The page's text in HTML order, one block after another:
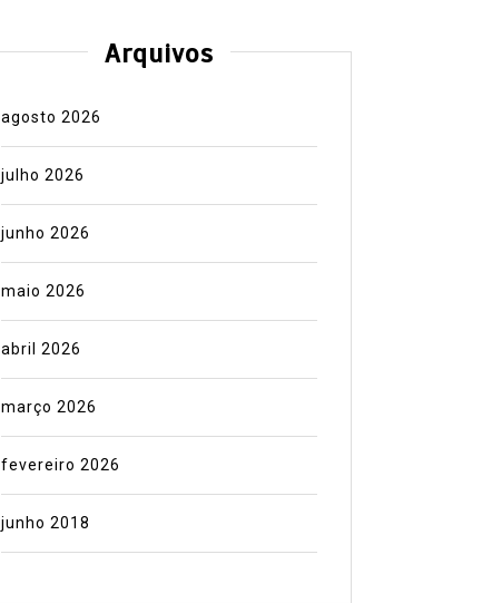
Arquivos
agosto 2026
julho 2026
junho 2026
maio 2026
abril 2026
março 2026
fevereiro 2026
junho 2018